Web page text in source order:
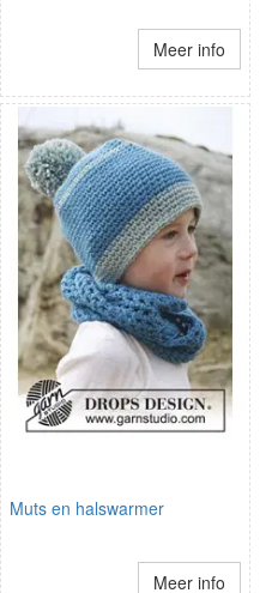
Meer info
Muts en halswarmer
Meer info